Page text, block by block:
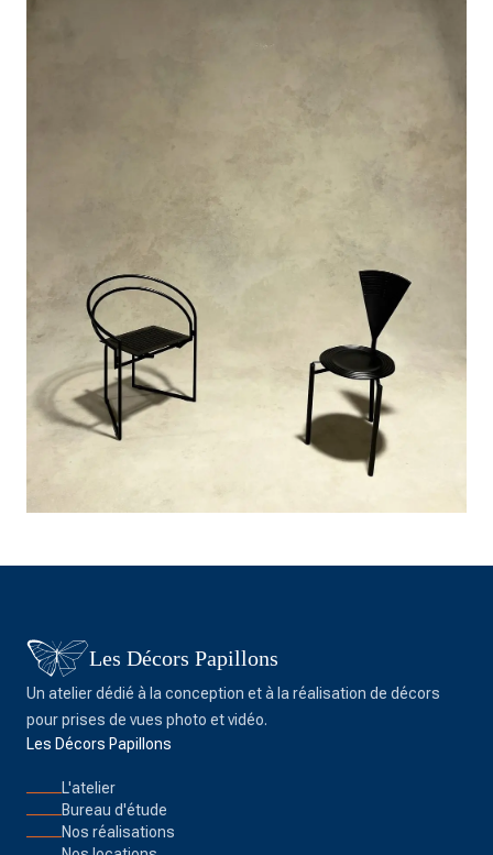
Les Décors Papillons
Un atelier dédié à la conception et à la réalisation de décors
pour prises de vues photo et vidéo.
Les Décors Papillons
L'atelier
Bureau d'étude
Nos réalisations